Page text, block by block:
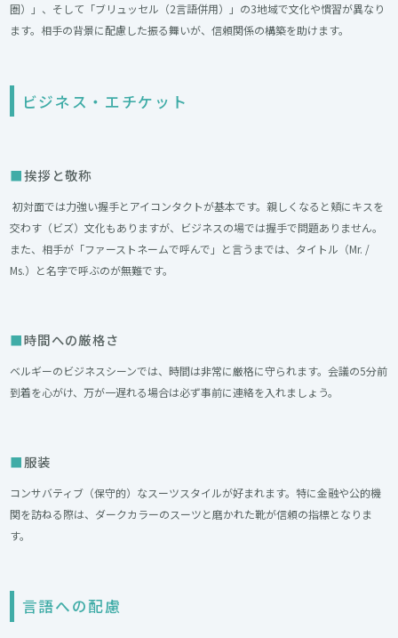
圏）」、そして「ブリュッセル（2言語併用）」の3地域で文化や慣習が異なり
ます。相手の背景に配慮した振る舞いが、信頼関係の構築を助けます。
ビジネス・エチケット
挨拶と敬称
初対面では力強い握手とアイコンタクトが基本です。親しくなると頬にキスを
交わす（ビズ）文化もありますが、ビジネスの場では握手で問題ありません。
また、相手が「ファーストネームで呼んで」と言うまでは、タイトル（Mr. /
Ms.）と名字で呼ぶのが無難です。
時間への厳格さ
ベルギーのビジネスシーンでは、時間は非常に厳格に守られます。会議の5分前
到着を心がけ、万が一遅れる場合は必ず事前に連絡を入れましょう。
服装
コンサバティブ（保守的）なスーツスタイルが好まれます。特に金融や公的機
関を訪ねる際は、ダークカラーのスーツと磨かれた靴が信頼の指標となりま
す。
言語への配慮